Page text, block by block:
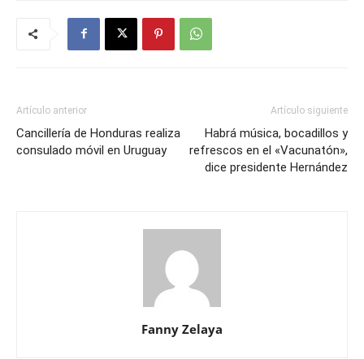
Artículo anterior
Cancillería de Honduras realiza
consulado móvil en Uruguay
Artículo siguiente
Habrá música, bocadillos y
refrescos en el «Vacunatón»,
dice presidente Hernández
Fanny Zelaya